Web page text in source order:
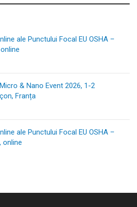
ale Punctului Focal EU OSHA –
& Nano Event 2026, 1-2
Franța
ale Punctului Focal EU OSHA –
online